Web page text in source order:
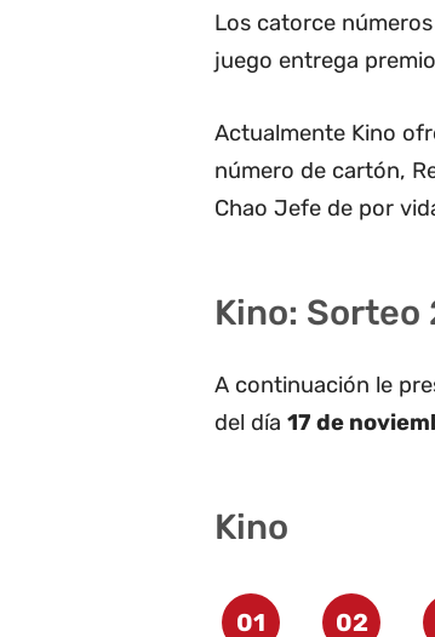
Los catorce
juego entrega
Actualmente Kino
número de cartón,
Chao Jefe de por
Kino: Sorteo
A continuación le
del día 17 de
Kino
01 02